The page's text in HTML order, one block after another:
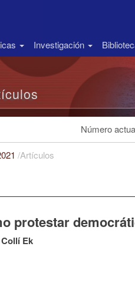
Investigación
Número
/Artículos
protestar
Ek